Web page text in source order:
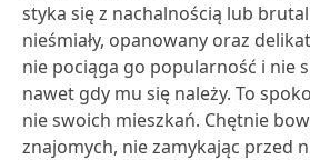
styka się z nachalnością lub
nieśmiały, opanowany oraz
nie pociąga go popularność i nie
nawet gdy mu się należy. To
nie swoich mieszkań. Chętnie
znajomych, nie zamykając przed